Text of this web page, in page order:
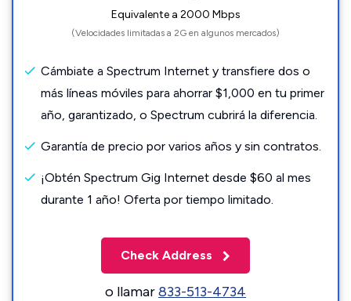
Equivalente a 2000 Mbps
(Velocidades limitadas a 2G en algunos mercados)
Cámbiate a Spectrum Internet y transfiere dos o
más líneas móviles para ahorrar $1,000 en tu primer
año, garantizado, o Spectrum cubrirá la diferencia.
Garantía de precio por varios años y sin contratos.
¡Obtén Spectrum Gig Internet desde $60 al mes
durante 1 año! Oferta por tiempo limitado.
Check Address
o llamar833-513-4734